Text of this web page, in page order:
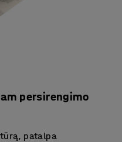
persirengimo
patalpa